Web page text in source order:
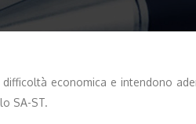
economica e intendono
SA-ST.